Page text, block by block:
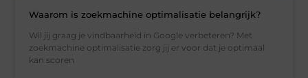
Waarom is zoekmachine optimalisatie belangrijk?
Wil jij graag je vindbaarheid in Google verbeteren? Met
zoekmachine optimalisatie zorg jij er voor dat je optimaal
kan scoren